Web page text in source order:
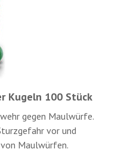
Kugeln 100 Stück
gegen Maulwürfe.
vor und
Maulwürfen.